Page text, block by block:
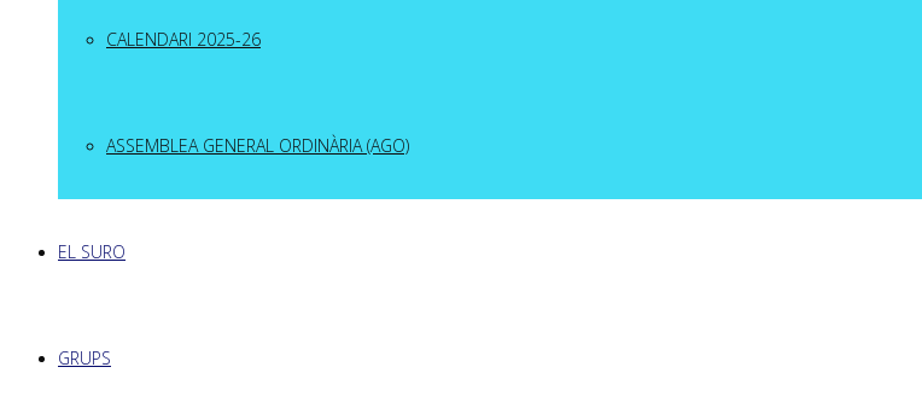
CALENDARI 2025-26
ASSEMBLEA GENERAL ORDINÀRIA (AGO)
EL SURO
GRUPS